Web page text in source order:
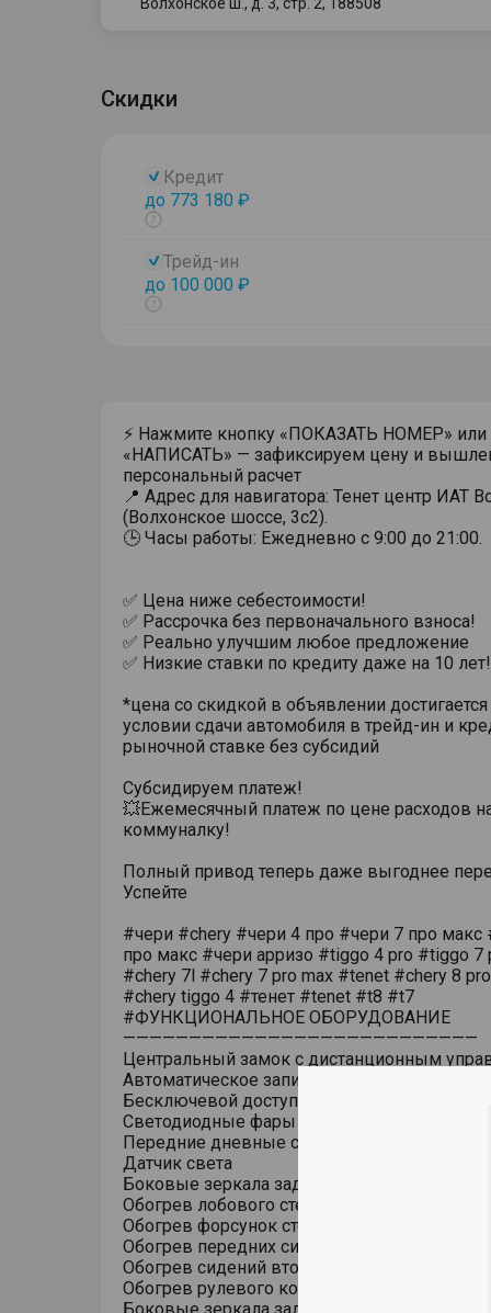
Скидки
Кредит
до 773 180 ₽
Показать
Трейд-ин
до 100 000 ₽
Показать
⚡ Нажмите кнопку «ПОКАЗАТЬ НОМЕР» или
«НАПИСАТЬ» — зафиксируем цену и
персональный расчет
📍 Адрес для навигатора: Тенет центр ИАТ
(Волхонское шоссе, 3с2).
🕒 Часы работы: Ежедневно с 9:00 до 21:00.
✅ Цена ниже себестоимости!
✅ Рассрочка без первоначального взноса!
✅ Реально улучшим любое предложение
✅ Низкие ставки по кредиту даже на 10 лет!
*цена со скидкой в объявлении
условии сдачи автомобиля в трейд-ин и
рыночной ставке без субсидий
Субсидируем платеж!
💥Ежемесячный платеж по цене расходов
коммуналку!
Полный привод теперь даже выгоднее
Успейте
#чери #chery #чери 4 про #чери 7 про макс
про макс #чери арризо #tiggo 4 pro #tiggo 7
#chery 7l #chery 7 pro max #tenet #chery 8
#chery tiggo 4 #тенет #tenet #t8 #t7
#ФУНКЦИОНАЛЬНОЕ ОБОРУДОВАНИЕ
———————————————————————————
Центральный замок с дистанционным
Автоматическое запирание дверей на
Бесключевой доступ (ключ в кармане)
Светодиодные фары основного света
Передние дневные светодиодные ходовые
Датчик света
Боковые зеркала заднего вида с обогревом
Обогрев лобового стекла
Обогрев форсунок стеклоомывателя
Обогрев передних сидений
Обогрев сидений второго ряда
Обогрев рулевого колеса